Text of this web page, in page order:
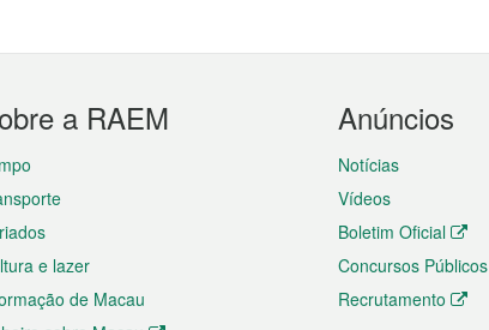
a RAEM
e lazer
de Macau
Anúncios
Notícias
Vídeos
Boletim Oficial
Concursos Públicos
Recrutamento